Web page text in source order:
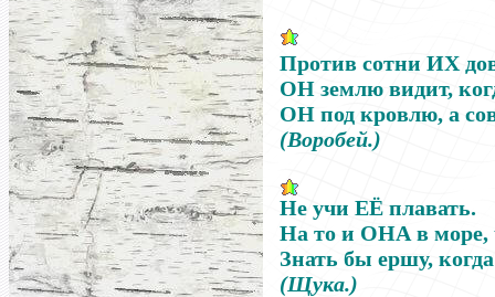
Против сотни ИХ
ОН землю видит,
ОН под кровлю, а
(Воробей.)
Не учи ЕЁ плавать.
На то и ОНА в море,
Знать бы ершу,
(Щука.)